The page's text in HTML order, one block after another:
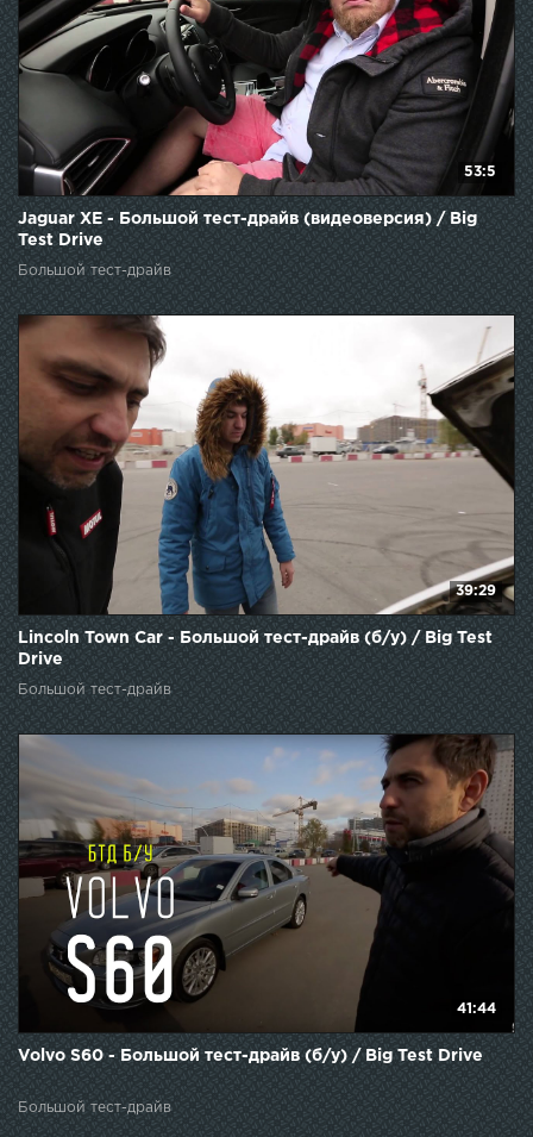
53:5
Jaguar XE - Большой тест-драйв (видеоверсия) / Big
Test Drive
Большой тест-драйв
39:29
Lincoln Town Car - Большой тест-драйв (б/у) / Big Test
Drive
Большой тест-драйв
41:44
Volvo S60 - Большой тест-драйв (б/у) / Big Test Drive
Большой тест-драйв